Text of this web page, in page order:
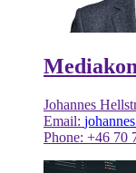
Johannes
Email:
Phone: +46 70